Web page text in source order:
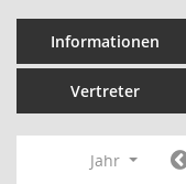
Informationen
Vertreter
Jahr